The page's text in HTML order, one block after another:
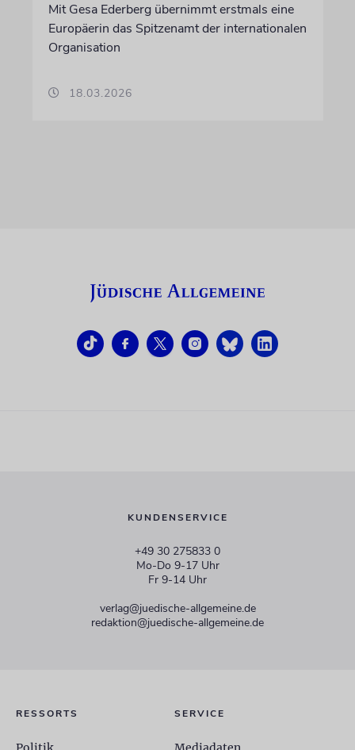
Mit Gesa Ederberg übernimmt erstmals eine
Europäerin das Spitzenamt der internationalen
Organisation
18.03.2026
KUNDENSERVICE
+49 30 275833 0
Mo-Do 9-17 Uhr
Fr 9-14 Uhr
verlag@juedische-allgemeine.de
redaktion@juedische-allgemeine.de
RESSORTS SERVICE